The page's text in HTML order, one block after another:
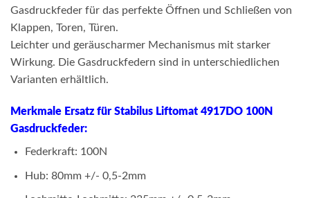
Gasdruckfeder für das perfekte Öffnen und Schließen von
Klappen, Toren, Türen.
Leichter und geräuscharmer Mechanismus mit starker
Wirkung. Die Gasdruckfedern sind in unterschiedlichen
Varianten erhältlich.
Merkmale Ersatz für Stabilus Liftomat 4917DO 100N
Gasdruckfeder:
Federkraft: 100N
Hub: 80mm +/- 0,5-2mm